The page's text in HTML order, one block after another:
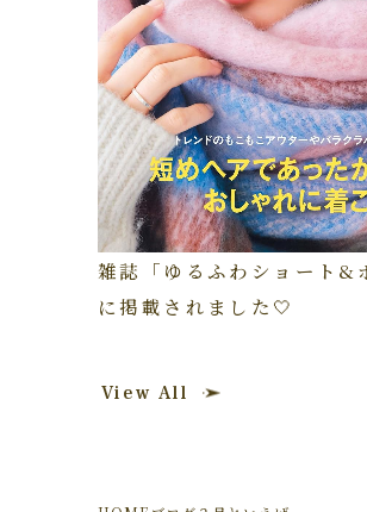
雑誌「ゆるふわショート&
に掲載されました🤍
View All